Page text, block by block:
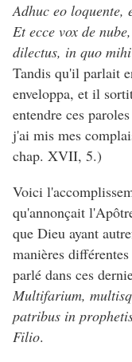
Adhuc eo loquente,
Et ecce vox de
dilectus, in quo
Tandis qu'il parlait
enveloppa, et il
entendre ces
j'ai mis mes
chap. XVII, 5.)
Voici
qu'annonçait
que Dieu ayant
manières
parlé dans ces
Multifarium,
patribus in
Filio.